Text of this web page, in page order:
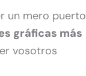
un mero puerto
gráficas más
vosotros